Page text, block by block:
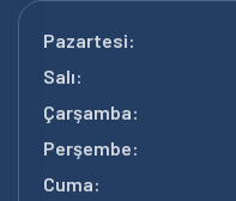
Pazartesi:
Salı:
Çarşamba:
Perşembe:
Cuma: